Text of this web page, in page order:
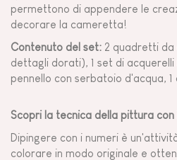
permettono di appendere le
decorare la cameretta!
Contenuto del set: 2 quadretti da
dettagli dorati), 1 set di acquerelli
pennello con serbatoio d'acqua, 1
Scopri la tecnica della pittura con
Dipingere con i numeri è
colorare in modo originale e